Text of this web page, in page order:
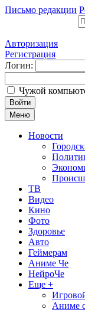
Письмо редакции
Авторизация
Регистрация
Логин:
Чужой
Войти
Меню
Новости
ТВ
Видео
Кино
Фото
Здоровье
Авто
Геймерам
Аниме Че
НейроЧе
Еще +
Аниме